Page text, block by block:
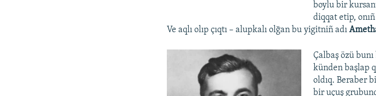
boylu bir
diqqat etip,
Ve aqlı olıp çıqtı – alupkalı olğan bu yigitniñ adı
Çalbaş özü
künden başlap
oldıq. Beraber
bir uçuş